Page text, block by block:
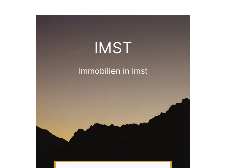
IMST
Immobilien in Imst